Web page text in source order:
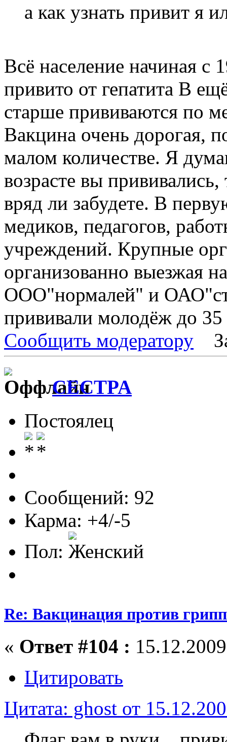
а как узнать привит я
Всё население начиная с
привито от гепатита В
старше прививаются по
Вакцина очень дорогая,
малом количестве. Я
возрасте вы
вряд ли забудете. В
медиков, педагогов,
учреждений. Крупные
организованно выезжая
ООО"нормалей" и
прививали молодёж до 35
Сообщить модератору
CECTPA
Постоялец
Сообщений: 92
Карма: +4/-5
Пол:
Re: Вакцинация против
« Ответ #104 :
Цитировать
Цитата: ghost от